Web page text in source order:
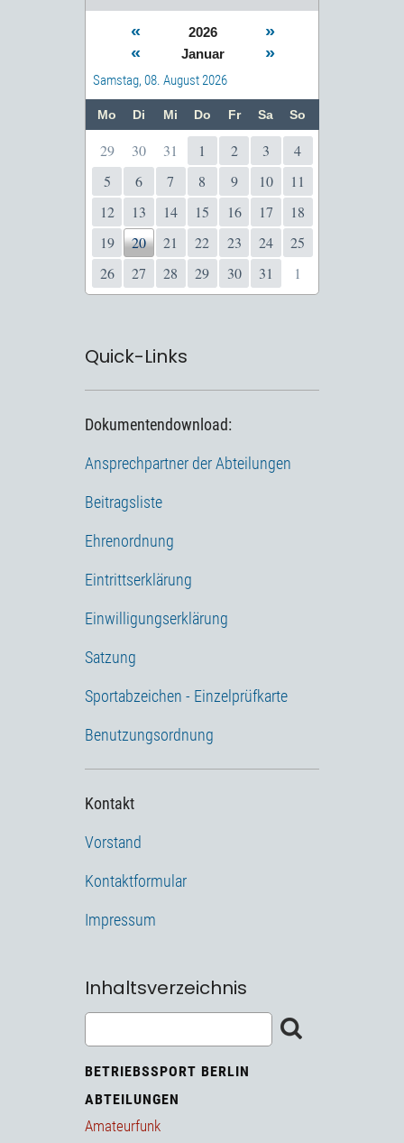
« 2026
»
«
Januar »
Samstag, 08. August 2026
Mo Di Mi Do Fr Sa So
29 30 31 1 2 3
4
5
6 7 8 9 10
11
12
13 14 15 16 17
18
19
20 21 22 23 24
25
26
27 28 29 30 31 1
Quick-Links
Dokumentendownload:
Ansprechpartner der Abteilungen
Beitragsliste
Ehrenordnung
Eintrittserklärung
Einwilligungserklärung
Satzung
Sportabzeichen - Einzelprüfkarte
Benutzungsordnung
Kontakt
Vorstand
Kontaktformular
Impressum
Inhaltsverzeichnis
BETRIEBSSPORT BERLIN
ABTEILUNGEN
Amateurfunk